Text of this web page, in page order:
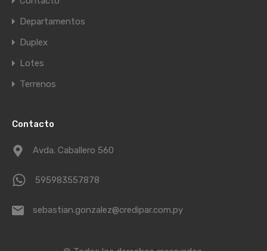
Departamentos
Duplex
Lotes
Terrenos
Contacto
Avda. Caballero 560
595983557878
sebastian.gonzalez@credipar.com.py